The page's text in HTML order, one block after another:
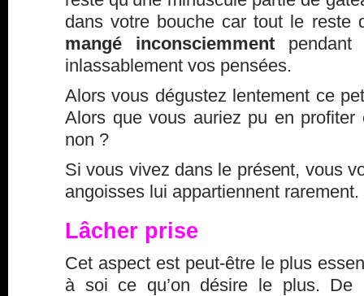
dans votre bouche car tout le
mangé inconsciemment pendant
inlassablement vos pensées.
Alors vous dégustez lentement ce
Alors que vous auriez pu en profiter
non ?
Si vous vivez dans le présent, vous
angoisses lui appartiennent rarement.
Lâcher prise
Cet aspect est peut-être le plus
à soi ce qu’on désire le plus. De